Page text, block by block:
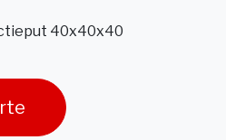
40x40x40